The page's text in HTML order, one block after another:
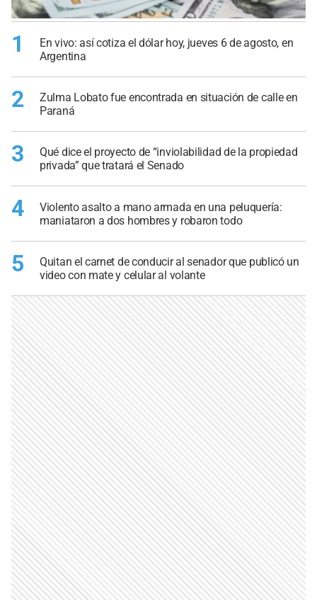
1
En vivo: así cotiza el dólar hoy, jueves 6 de agosto, en
Argentina
2
Zulma Lobato fue encontrada en situación de calle en
Paraná
3
Qué dice el proyecto de “inviolabilidad de la propiedad
privada” que tratará el Senado
4
Violento asalto a mano armada en una peluquería:
maniataron a dos hombres y robaron todo
5
Quitan el carnet de conducir al senador que publicó un
video con mate y celular al volante